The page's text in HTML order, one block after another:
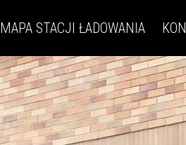
MAPA STACJI ŁADOWANIA